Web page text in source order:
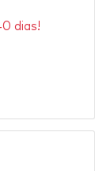
dias!